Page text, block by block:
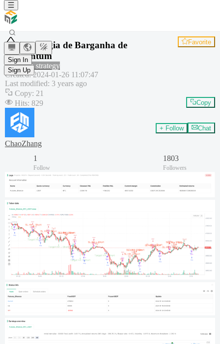
Sign In
Sign Up
Estratégia de Barganha de
Momentum
Favorite
Common strategy
Created:2024-01-26 11:07:47
Last modified: 3 years ago
Copy: 21
Hits: 829 Copy
ChaoZhang
+ Follow Chat
1
Follow
1803
Followers